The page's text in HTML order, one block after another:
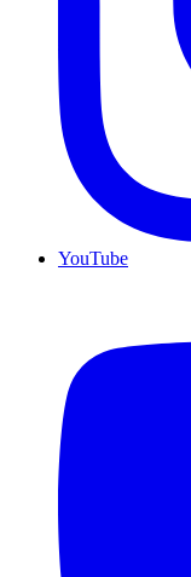
YouTube